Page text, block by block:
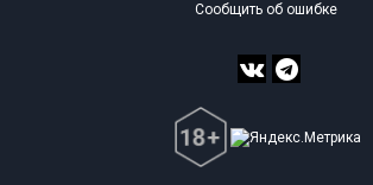
Многоквартирных домов
Блокированных домов
Сообщить об ошибке